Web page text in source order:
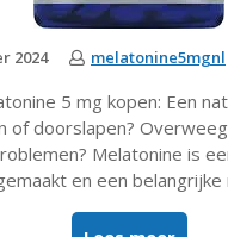
2024 melatonine5mgnl
5 mg kopen: Een
of doorslapen?
Melatonine is
en een